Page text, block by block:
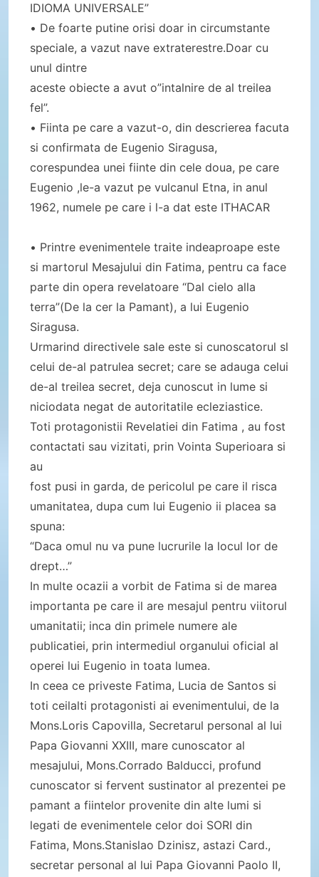
IDIOMA UNIVERSALE”
• De foarte putine orisi doar in circumstante
speciale, a vazut nave extraterestre.Doar cu
unul dintre
aceste obiecte a avut o”intalnire de al treilea
fel”.
• Fiinta pe care a vazut-o, din descrierea facuta
si confirmata de Eugenio Siragusa,
corespundea unei fiinte din cele doua, pe care
Eugenio ,le-a vazut pe vulcanul Etna, in anul
1962, numele pe care i l-a dat este ITHACAR
• Printre evenimentele traite indeaproape este
si martorul Mesajului din Fatima, pentru ca face
parte din opera revelatoare “Dal cielo alla
terra”(De la cer la Pamant), a lui Eugenio
Siragusa.
Urmarind directivele sale este si cunoscatorul sl
celui de-al patrulea secret; care se adauga celui
de-al treilea secret, deja cunoscut in lume si
niciodata negat de autoritatile ecleziastice.
Toti protagonistii Revelatiei din Fatima , au fost
contactati sau vizitati, prin Vointa Superioara si
au
fost pusi in garda, de pericolul pe care il risca
umanitatea, dupa cum lui Eugenio ii placea sa
spuna:
“Daca omul nu va pune lucrurile la locul lor de
drept…”
In multe ocazii a vorbit de Fatima si de marea
importanta pe care il are mesajul pentru viitorul
umanitatii; inca din primele numere ale
publicatiei, prin intermediul organului oficial al
operei lui Eugenio in toata lumea.
In ceea ce priveste Fatima, Lucia de Santos si
toti ceilalti protagonisti ai evenimentului, de la
Mons.Loris Capovilla, Secretarul personal al lui
Papa Giovanni XXIII, mare cunoscator al
mesajului, Mons.Corrado Balducci, profund
cunoscator si fervent sustinator al prezentei pe
pamant a fiintelor provenite din alte lumi si
legati de evenimentele celor doi SORI din
Fatima, Mons.Stanislao Dzinisz, astazi Card.,
secretar personal al lui Papa Giovanni Paolo II,